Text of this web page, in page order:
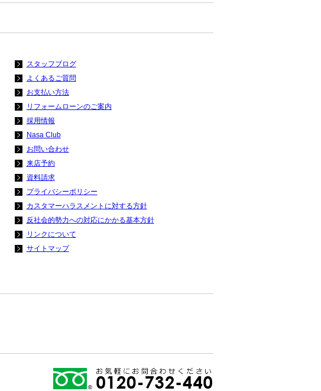
スタッフブログ
よくあるご質問
お支払い方法
リフォームローンのご案内
採用情報
Nasa Club
お問い合わせ
来店予約
資料請求
プライバシーポリシー
カスタマーハラスメントに対する方針
反社会的勢力への対応にかかる基本方針
リンクについて
サイトマップ